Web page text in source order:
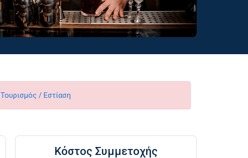
Τουρισμός / Εστίαση
Κόστος Συμμετοχής